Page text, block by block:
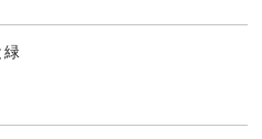
緑